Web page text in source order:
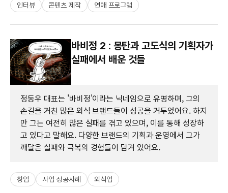
인터뷰 콘텐츠 제작 연애 프로그램
바비정 2 : 몽탄과 고도식의 기획자가
실패에서 배운 것들
정동우 대표는 '바비정'이라는 닉네임으로 유명하며, 그의
손길을 거친 많은 외식 브랜드들이 성공을 거두었어요. 하지
만 그는 여전히 많은 실패를 겪고 있으며, 이를 통해 성장하
고 있다고 말해요. 다양한 브랜드의 기획과 운영에서 그가
깨달은 실패와 극복의 경험들이 담겨 있어요.
창업 사업 성공사례 외식업